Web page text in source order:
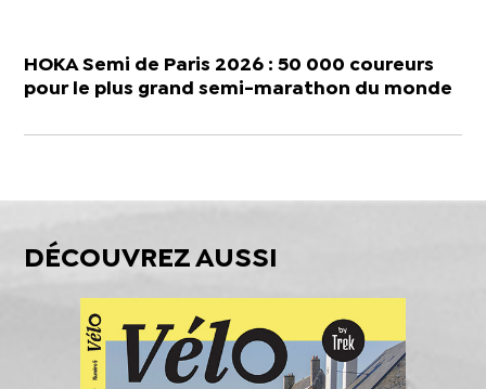
HOKA Semi de Paris 2026 : 50 000 coureurs
pour le plus grand semi-marathon du monde
DÉCOUVREZ AUSSI